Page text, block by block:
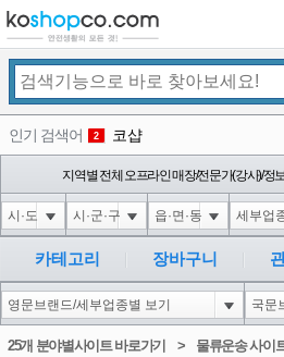
인기 검색어 2 코샵
3 익스
4 미끄럼방지
5 대성설렁탕
6 1'"
1
지역별 전체 오프라인 매장/전문가(강사)/정
카테고리 장바구니
25개 분야별사이트 바로가기 > 물류운송 사이